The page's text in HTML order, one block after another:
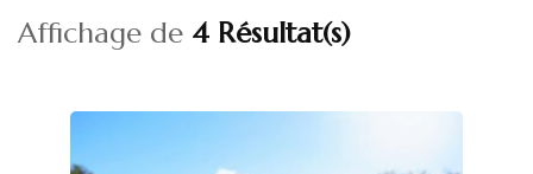
Affichage de 4 Résultat(s)